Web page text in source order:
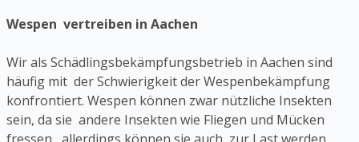
Wespen vertreiben in Aachen
Wir als Schädlingsbekämpfungsbetrieb in Aachen sind
häufig mit der Schwierigkeit der Wespenbekämpfung
konfrontiert. Wespen können zwar nützliche Insekten
sein, da sie andere Insekten wie Fliegen und Mücken